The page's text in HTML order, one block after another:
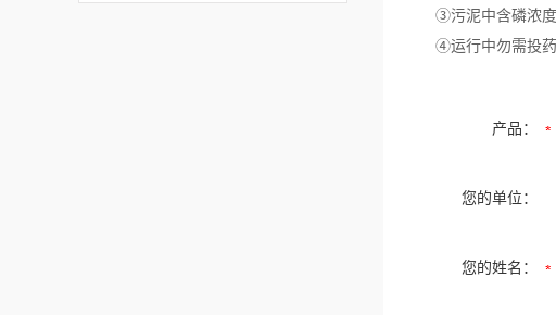
③污泥中含磷浓度
④运行中勿需投药，
产品：
您的单位：
您的姓名：